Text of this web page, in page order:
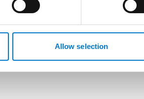
Allow selection
traitée et corrigée.